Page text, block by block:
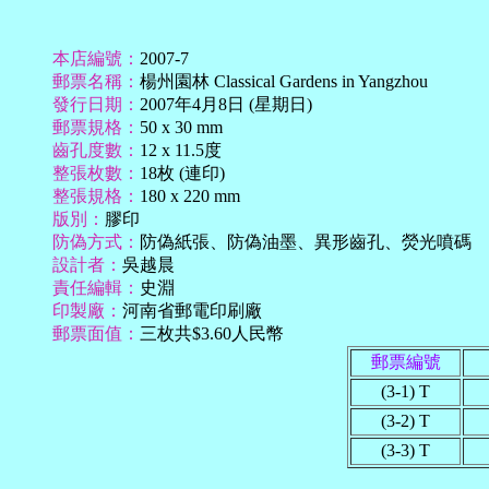
本店編號： 2007-7
郵票名稱： 楊州園林 Classical Gardens in Yangzhou
發行日期： 2007年4月8日 (星期日)
郵票規格： 50 x 30 mm
齒孔度數： 12 x 11.5度
整張枚數： 18枚 (連印)
整張規格： 180 x 220 mm
版別： 膠印
防偽方式： 防偽紙張、防偽油墨、異形齒孔、熒光噴碼
設計者： 吳越晨
責任編輯： 史淵
印製廠： 河南省郵電印刷廠
郵票面值： 三枚共$3.60人民幣
郵票編號
(3-1) T
(3-2) T
(3-3) T